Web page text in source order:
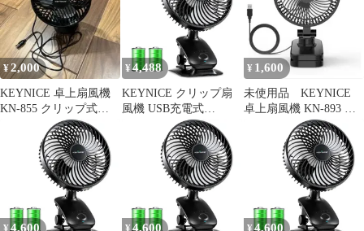
¥2,000
KEYNICE 卓上扇風機
KN-855 クリップ式
USBファン
¥4,488
KEYNICE クリップ扇
風機 USB充電式
5000mAh 自動首振り 静
音 コードレス 360度調
整 卓上／壁掛け KN-
618 ブラック 0
¥ 1,600
未使用品 KEYNICE
卓上扇風機 KN-893 ブ
4,600 4,600 4,600